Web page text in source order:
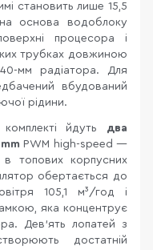
становить лише 15,5
основа водоблоку
процесора і
трубках довжиною
мм радіатора. Для
вбудований
рідини.
йдуть два
PWM high-speed —
топових корпусних
обертається до
105,1 м³/год і
яка концентрує
Дев'ять лопатей з
достатній